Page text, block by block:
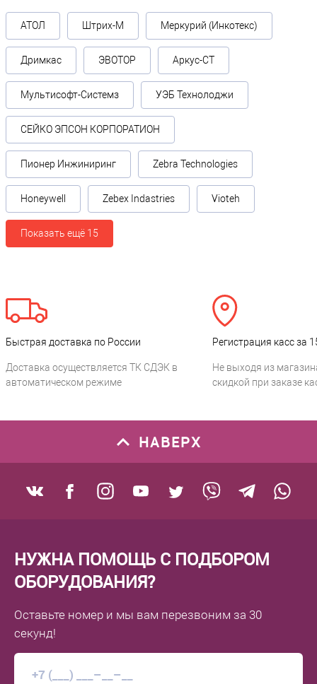
АТОЛ Штрих-М Меркурий (Инкотекс)
Дримкас ЭВОТОР Аркус-СТ
Мультисофт-Системз УЭБ Технолоджи
СЕЙКО ЭПСОН КОРПОРАТИОН
Пионер Инжиниринг Zebra Technologies
Honeywell Zebex Indastries Vioteh
Показать ещё 15
Быстрая доставка по России
Доставка осуществляется ТК СДЭК в
автоматическом режиме
Регистрация касс за
Не выходя из
скидкой при заказе
НАВЕРХ
НУЖНА ПОМОЩЬ С ПОДБОРОМ
ОБОРУДОВАНИЯ?
Оставьте номер и мы вам перезвоним за 30
секунд!